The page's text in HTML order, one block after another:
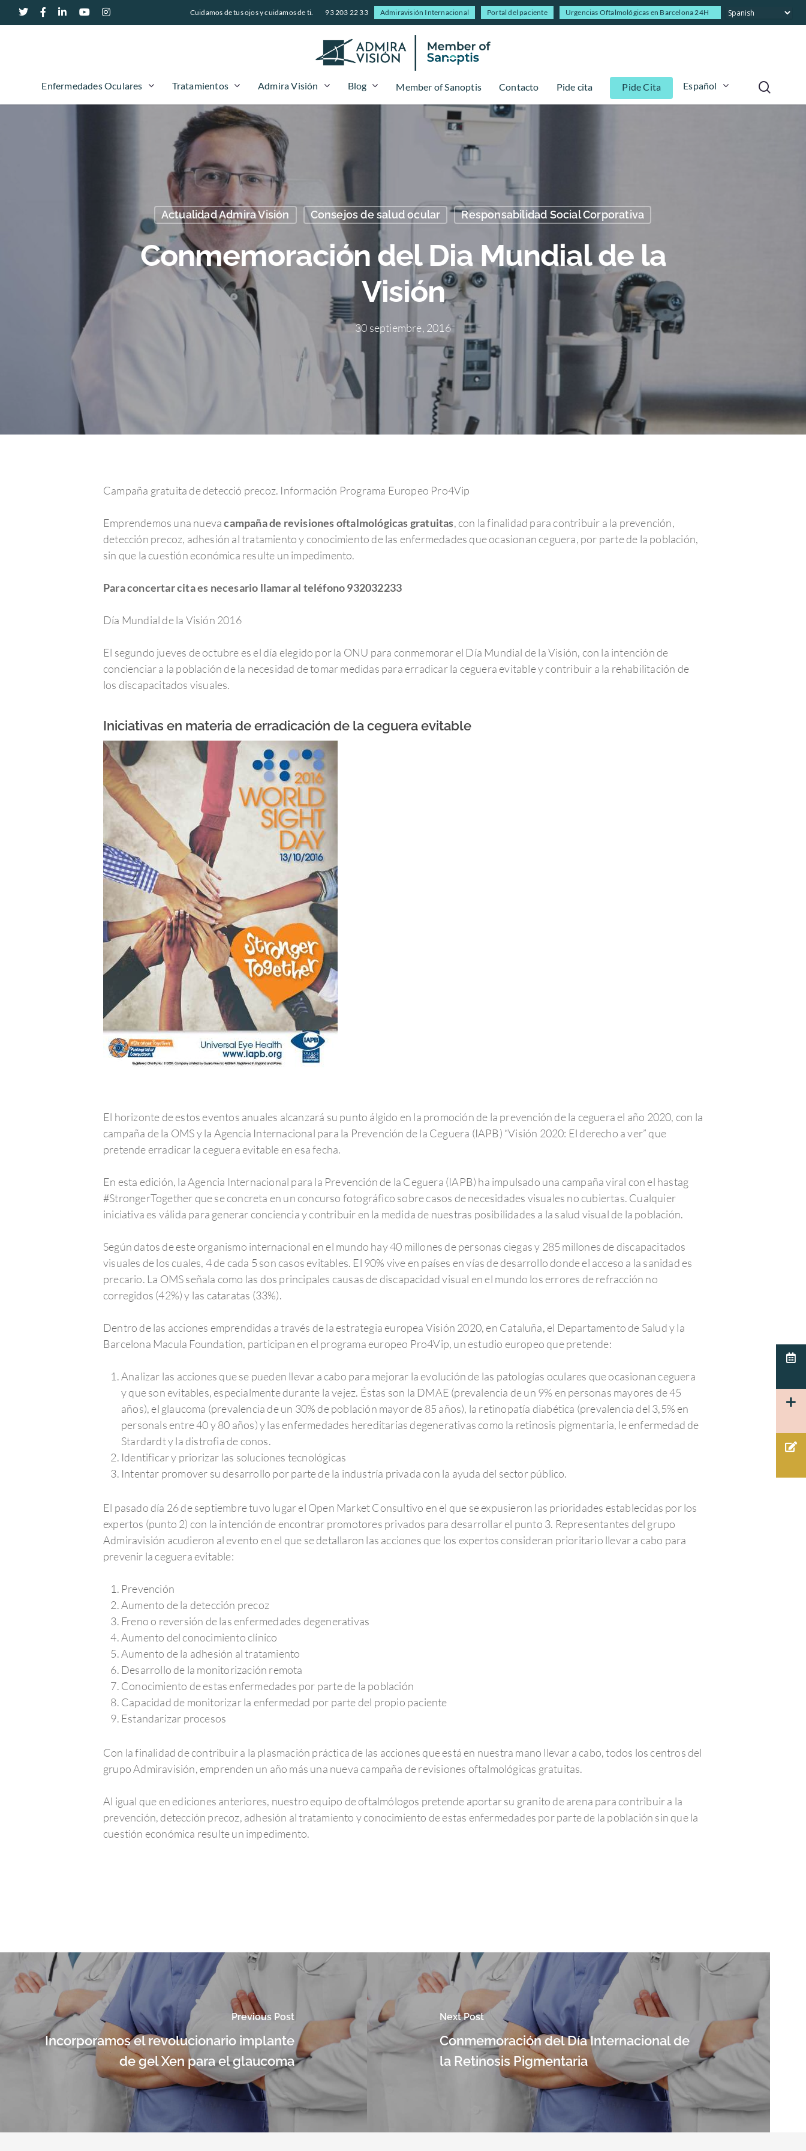
Cuidamos de tus ojos y cuidamos de ti. 93 203 22 33 Admiravisión Internacional Portal del paciente Urgencias Oftalmológicas en Barcelona 24H
Hit enter to search or ESC to close
Enfermedades Oculares Tratamientos Admira Visión Blog Member of Sanoptis Contacto Pide cita Pide Cita Español
Actualidad Admira Visión Consejos de salud ocular Responsabilidad Social Corporativa
Conmemoración del Dia Mundial de la
Visión
30 septiembre, 2016
Campaña gratuita de detecció precoz. Información Programa Europeo Pro4Vip
Emprendemos una nuevacampaña de revisiones oftalmológicas gratuitas, con la finalidad para contribuir a la prevención,
detección precoz, adhesión al tratamiento y conocimiento de las enfermedades que ocasionan ceguera, por parte de la población,
sin que la cuestión económica resulte un impedimento.
Para concertar cita es necesario llamar al teléfono 932032233
Día Mundial de la Visión 2016
El segundo jueves de octubre es el día elegido por la ONU para conmemorar el Día Mundial de la Visión, con la intención de
concienciar a la población de la necesidad de tomar medidas para erradicar la ceguera evitable y contribuir a la rehabilitación de
los discapacitados visuales.
Iniciativas en materia de erradicación de la ceguera evitable
El horizonte de estos eventos anuales alcanzará su punto álgido en la promoción de la prevención de la ceguera el año 2020, con la
campaña de la OMS y la Agencia Internacional para la Prevención de la Ceguera (IAPB) “Visión 2020: El derecho a ver” que
pretende erradicar la ceguera evitable en esa fecha.
En esta edición, la Agencia Internacional para la Prevención de la Ceguera (IAPB) ha impulsado una campaña viral con el hastag
#StrongerTogether que se concreta en un concurso fotográfico sobre casos de necesidades visuales no cubiertas. Cualquier
iniciativa es válida para generar conciencia y contribuir en la medida de nuestras posibilidades a la salud visual de la población.
Según datos de este organismo internacional en el mundo hay 40 millones de personas ciegas y 285 millones de discapacitados
visuales de los cuales, 4 de cada 5 son casos evitables. El 90% vive en países en vías de desarrollo donde el acceso a la sanidad es
precario. La OMS señala como las dos principales causas de discapacidad visual en el mundo los errores de refracción no
corregidos (42%) y las cataratas (33%).
Dentro de las acciones emprendidas a través de la estrategia europea Visión 2020, en Cataluña, el Departamento de Salud y la
Barcelona Macula Foundation, participan en el programa europeo Pro4Vip, un estudio europeo que pretende:
Analizar las acciones que se pueden llevar a cabo para mejorar la evolución de las patologías oculares que ocasionan ceguera
y que son evitables, especialmente durante la vejez. Éstas son la DMAE (prevalencia de un 9% en personas mayores de 45
años), el glaucoma (prevalencia de un 30% de población mayor de 85 años), la retinopatía diabética (prevalencia del 3,5% en
personals entre 40 y 80 años) y las enfermedades hereditarias degenerativas como la retinosis pigmentaria, le enfermedad de
Stardardt y la distrofia de conos.
Identificar y priorizar las soluciones tecnológicas
Intentar promover su desarrollo por parte de la industría privada con la ayuda del sector público.
El pasado día 26 de septiembre tuvo lugar el Open Market Consultivo en el que se expusieron las prioridades establecidas por los
expertos (punto 2) con la intención de encontrar promotores privados para desarrollar el punto 3. Representantes del grupo
Admiravisión acudieron al evento en el que se detallaron las acciones que los expertos consideran prioritario llevar a cabo para
prevenir la ceguera evitable:
Prevención
Aumento de la detección precoz
Freno o reversión de las enfermedades degenerativas
Aumento del conocimiento clínico
Aumento de la adhesión al tratamiento
Desarrollo de la monitorización remota
Conocimiento de estas enfermedades por parte de la población
Capacidad de monitorizar la enfermedad por parte del propio paciente
Estandarizar procesos
Con la finalidad de contribuir a la plasmación práctica de las acciones que está en nuestra mano llevar a cabo, todos los centros del
grupo Admiravisión, emprenden un año más una nueva campaña de revisiones oftalmológicas gratuitas.
Al igual que en ediciones anteriores, nuestro equipo de oftalmólogos pretende aportar su granito de arena para contribuir a la
prevención, detección precoz, adhesión al tratamiento y conocimiento de estas enfermedades por parte de la población sin que la
cuestión económica resulte un impedimento.
Previous Post
Incorporamos el revolucionario implante
de gel Xen para el glaucoma
Next Post
Conmemoración del Día Internacional de
la Retinosis Pigmentaria